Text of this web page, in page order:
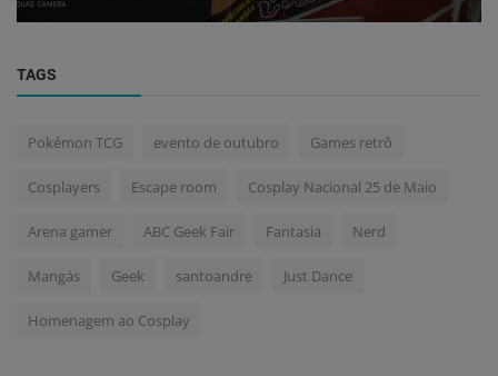
TAGS
Pokémon TCG evento de outubro Games retrô
Cosplayers Escape room Cosplay Nacional 25 de Maio
Arena gamer ABC Geek Fair Fantasia Nerd
Mangás Geek santoandre Just Dance
Homenagem ao Cosplay